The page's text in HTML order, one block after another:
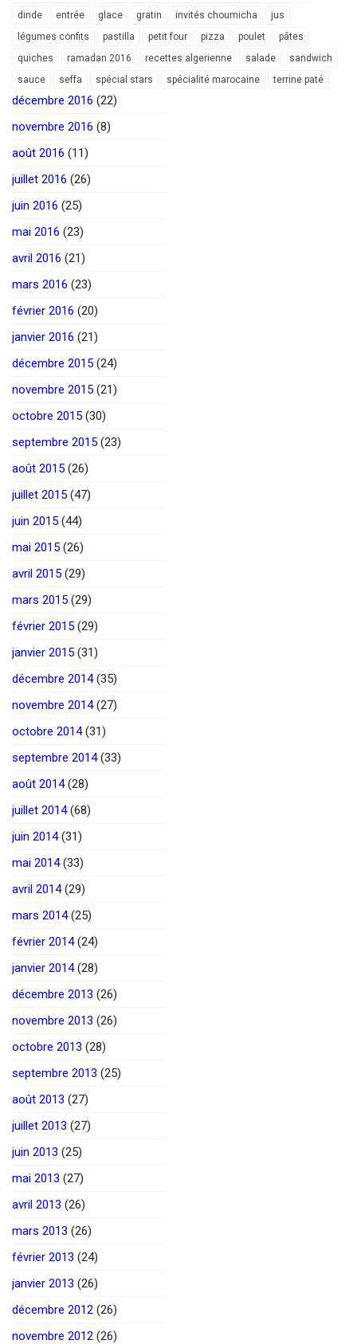
dinde entrée glace gratin invités choumicha
jus
légumes confits
pastilla petit four pizza poulet
pâtes
quiches
ramadan 2016 recettes algerienne salade
sandwich
sauce
seffa spécial stars spécialité marocaine terrine paté
décembre 2016 (22)
novembre 2016 (8)
août 2016 (11)
juillet 2016 (26)
juin 2016 (25)
mai 2016 (23)
avril 2016 (21)
mars 2016 (23)
février 2016 (20)
janvier 2016 (21)
décembre 2015 (24)
novembre 2015 (21)
octobre 2015 (30)
septembre 2015 (23)
août 2015 (26)
juillet 2015 (47)
juin 2015 (44)
mai 2015 (26)
avril 2015 (29)
mars 2015 (29)
février 2015 (29)
janvier 2015 (31)
décembre 2014(35)
novembre 2014(27)
octobre 2014(31)
septembre 2014(33)
août 2014(28)
juillet 2014(68)
juin 2014(31)
mai 2014(33)
avril 2014(29)
mars 2014(25)
février 2014(24)
janvier 2014(28)
décembre 2013 (26)
novembre 2013 (26)
octobre 2013 (28)
septembre 2013 (25)
août 2013 (27)
juillet 2013 (27)
juin 2013 (25)
mai 2013 (27)
avril 2013 (26)
mars 2013 (26)
février 2013 (24)
janvier 2013 (26)
décembre 2012 (26)
novembre 2012 (26)